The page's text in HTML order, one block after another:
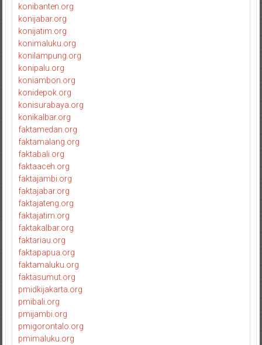
konibanten.org
konijabar.org
konijatim.org
konimaluku.org
konilampung.org
konipalu.org
koniambon.org
konidepok.org
konisurabaya.org
konikalbar.org
faktamedan.org
faktamalang.org
faktabali.org
faktaaceh.org
faktajambi.org
faktajabar.org
faktajateng.org
faktajatim.org
faktakalbar.org
faktariau.org
faktapapua.org
faktamaluku.org
faktasumut.org
pmidkijakarta.org
pmibali.org
pmijambi.org
pmigorontalo.org
pmimaluku.org